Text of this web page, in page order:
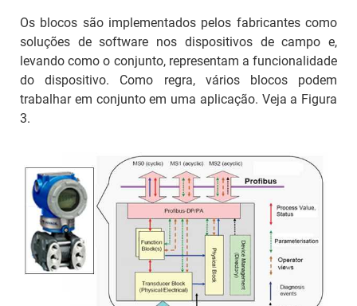
Os blocos são implementados pelos fabricantes como
soluções desoftware nos dispositivos de campo e,
levando como o conjunto, representam a funcionalidade
do dispositivo. Como regra, vários blocos podem
trabalhar em conjunto em uma aplicação. Veja a Figura
3.